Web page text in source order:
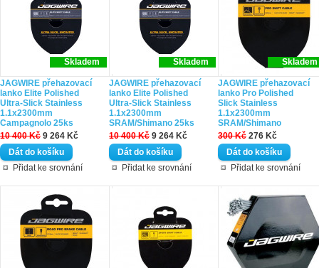
Skladem
JAGWIRE přehazovací
lanko Elite Polished
Ultra-Slick Stainless
1.1x2300mm
Campagnolo 25ks
10 400 Kč 9 264 Kč
Přidat ke srovnání
Skladem
JAGWIRE přehazovací
lanko Elite Polished
Ultra-Slick Stainless
1.1x2300mm
SRAM/Shimano 25ks
10 400 Kč 9 264 Kč
Přidat ke srovnání
Skladem
JAGWIRE přehazovací
lanko Pro Polished
Slick Stainless
1.1x2300mm
SRAM/Shimano
300 Kč 276 Kč
Přidat ke srovnání